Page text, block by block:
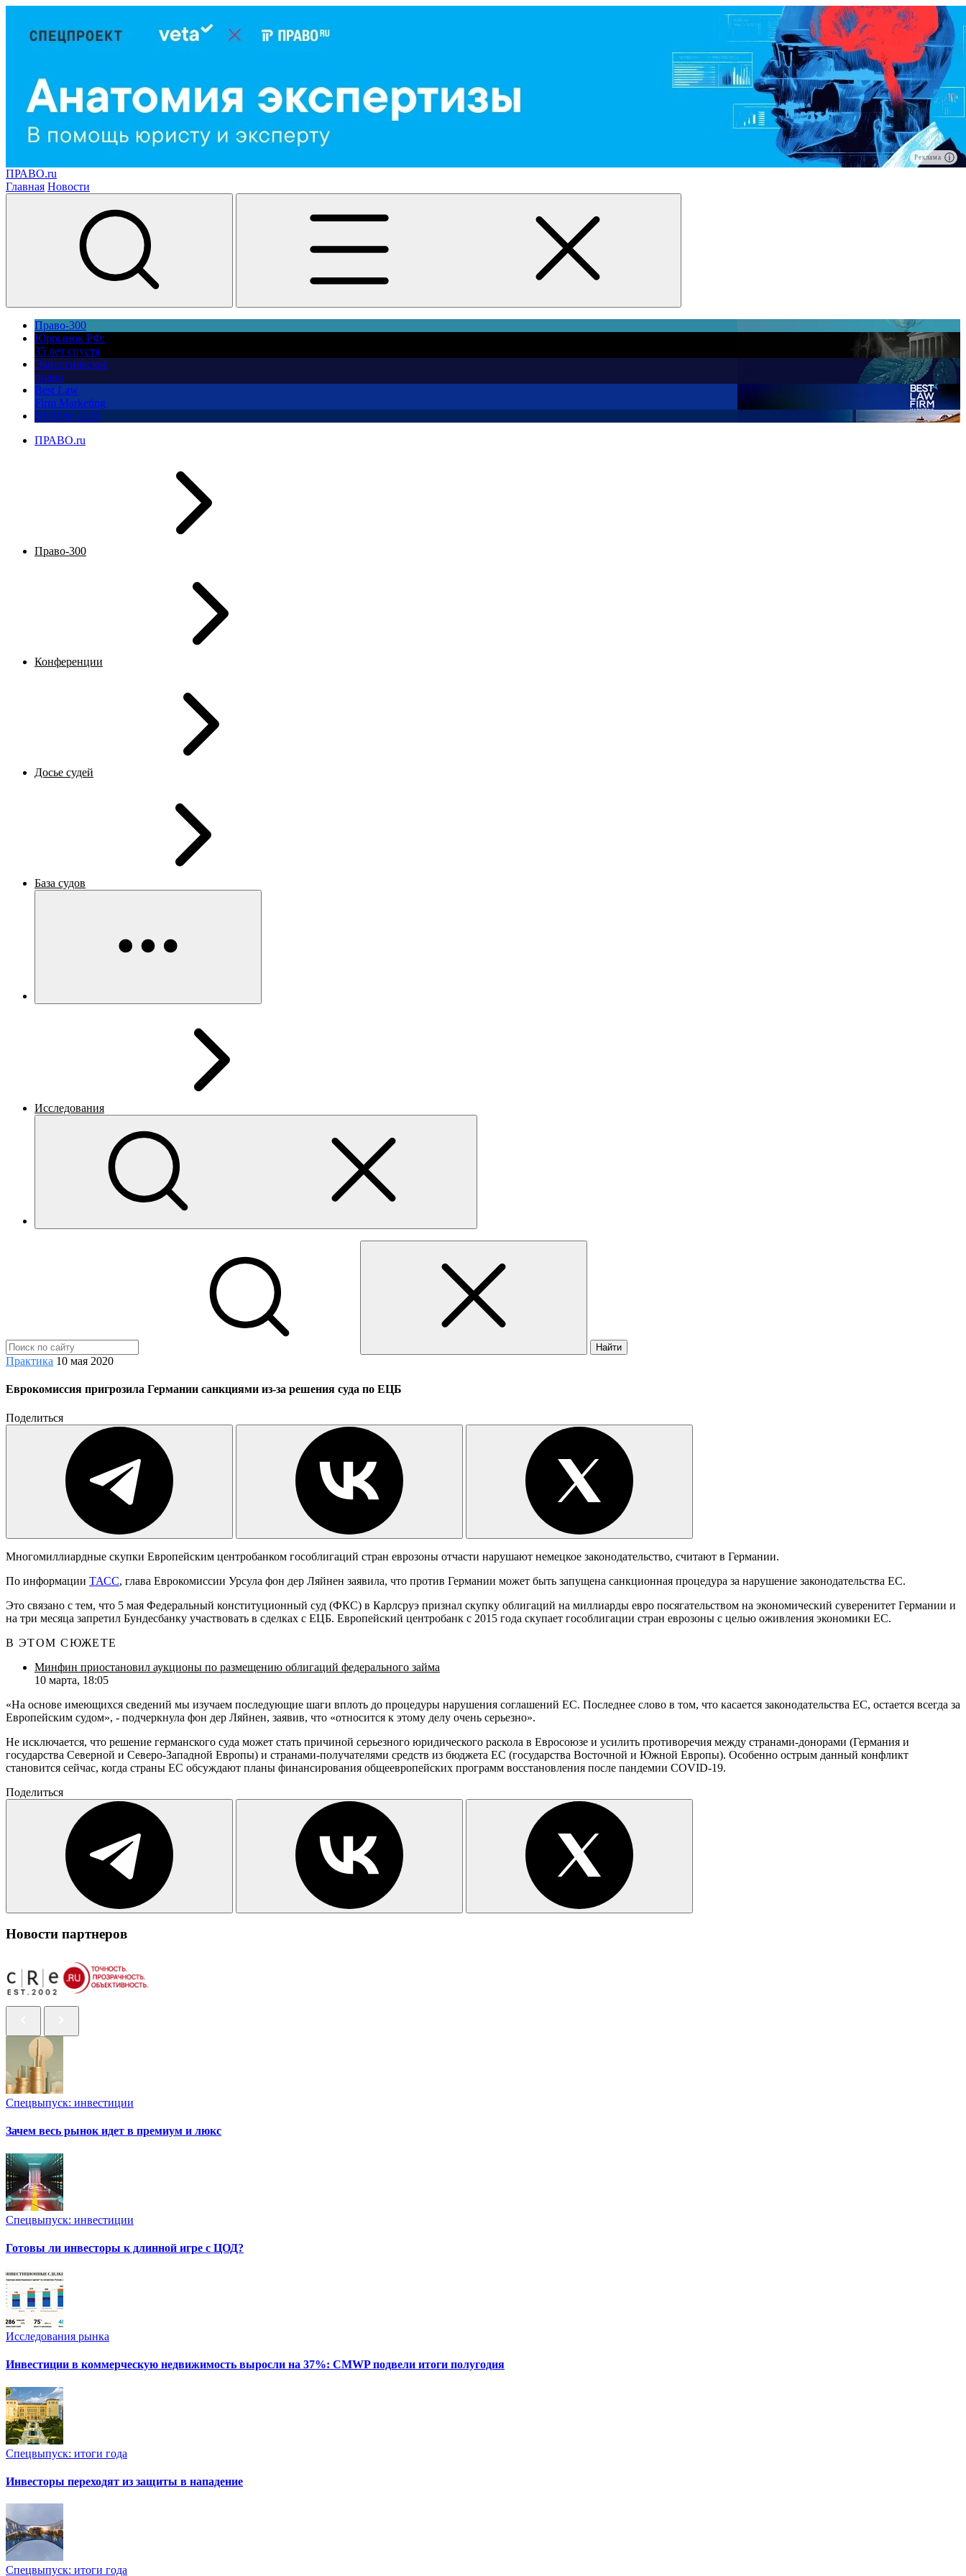
Реклама
ПРАВО.ru
Главная Новости
Право-300
Юррынок РФ:
35 лет спустя
Экологическое
право
Best Law
Firm Marketing
ПМЮФ 2026
ПРАВО.ru
Право-300
Конференции
Досье судей
База судов
Исследования
Найти
Практика 10 мая 2020
Еврокомиссия пригрозила Германии санкциями из-за решения суда по ЕЦБ
Поделиться
Многомиллиардные скупки Европейским центробанком гособлигаций стран еврозоны отчасти нарушают немецкое законодательство, считают в Германии.
По информации ТАСС, глава Еврокомиссии Урсула фон дер Ляйнен заявила, что против Германии может быть запущена санкционная процедура за нарушение законодательства ЕС.
Это связано с тем, что 5 мая Федеральный конституционный суд (ФКС) в Карлсруэ признал скупку облигаций на миллиарды евро посягательством на экономический суверенитет Германии и
на три месяца запретил Бундесбанку участвовать в сделках с ЕЦБ. Европейский центробанк с 2015 года скупает гособлигации стран еврозоны с целью оживления экономики ЕС.
В ЭТОМ СЮЖЕТЕ
Минфин приостановил аукционы по размещению облигаций федерального займа
10 марта, 18:05
«На основе имеющихся сведений мы изучаем последующие шаги вплоть до процедуры нарушения соглашений ЕС. Последнее слово в том, что касается законодательства ЕС, остается всегда за
Европейским судом», - подчеркнула фон дер Ляйнен, заявив, что «относится к этому делу очень серьезно».
Не исключается, что решение германского суда может стать причиной серьезного юридического раскола в Евросоюзе и усилить противоречия между странами-донорами (Германия и
государства Северной и Северо-Западной Европы) и странами-получателями средств из бюджета ЕС (государства Восточной и Южной Европы). Особенно острым данный конфликт
становится сейчас, когда страны ЕС обсуждают планы финансирования общеевропейских программ восстановления после пандемии COVID-19.
Поделиться
Новости партнеров
Спецвыпуск: инвестиции
Зачем весь рынок идет в премиум и люкс
Спецвыпуск: инвестиции
Готовы ли инвесторы к длинной игре с ЦОД?
Исследования рынка
Инвестиции в коммерческую недвижимость выросли на 37%: CMWP подвели итоги полугодия
Спецвыпуск: итоги года
Инвесторы переходят из защиты в нападение
Спецвыпуск: итоги года